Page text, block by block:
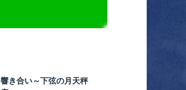
響き合い～下弦の月天秤